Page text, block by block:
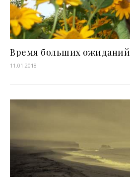
Время больших ожиданий
11.01.2018